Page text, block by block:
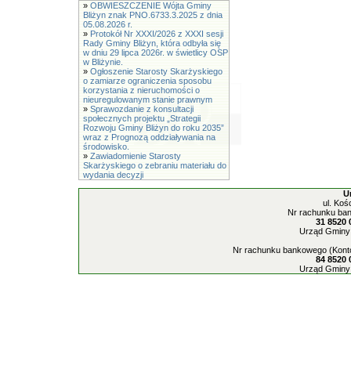
» OBWIESZCZENIE Wójta Gminy
Bliżyn znak PNO.6733.3.2025 z dnia
05.08.2026 r.
» Protokół Nr XXXI/2026 z XXXI sesji
Rady Gminy Bliżyn, która odbyła się
w dniu 29 lipca 2026r. w świetlicy OSP
w Bliżynie.
» Ogłoszenie Starosty Skarżyskiego
o zamiarze ograniczenia sposobu
korzystania z nieruchomości o
nieuregulowanym stanie prawnym
» Sprawozdanie z konsultacji
społecznych projektu „Strategii
Rozwoju Gminy Bliżyn do roku 2035”
wraz z Prognozą oddziaływania na
środowisko.
» Zawiadomienie Starosty
Skarżyskiego o zebraniu materiału do
wydania decyzji
ul.
Nr rachunku
31 8520
Urząd
Nr rachunku bankowego
84 8520
Urząd